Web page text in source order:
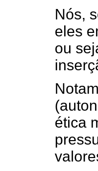
Nós,
eles
ou
ética